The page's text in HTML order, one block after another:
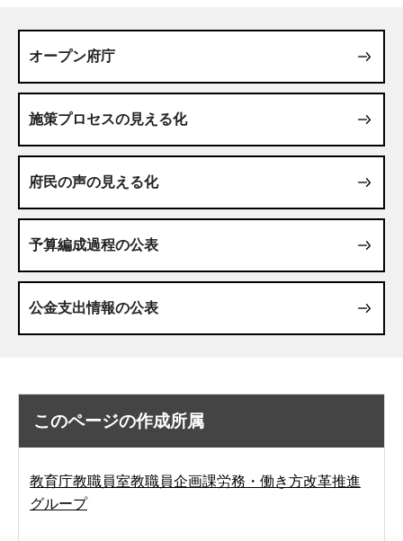
オープン府庁
施策プロセスの見える化
府民の声の見える化
予算編成過程の公表
公金支出情報の公表
このページの作成所属
教育庁教職員室教職員企画課労務・働き方改革推進
グループ